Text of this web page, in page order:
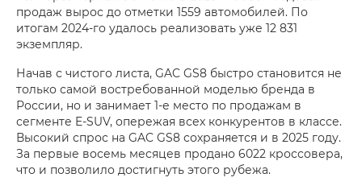
продаж вырос до отметки 1559 автомобилей. По
итогам 2024-го удалось реализовать уже 12 831
экземпляр.
Начав с чистого листа, GAC GS8 быстро становится не
только самой востребованной моделью бренда в
России, но и занимает 1-е место по продажам в
сегменте E-SUV, опережая всех конкурентов в классе.
Высокий спрос на GAC GS8 сохраняется и в 2025 году.
За первые восемь месяцев продано 6022 кроссовера,
что и позволило достигнуть этого рубежа.